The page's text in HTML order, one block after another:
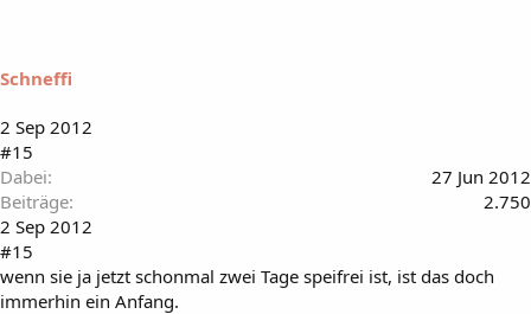
Schneffi
2 Sep 2012
#15
Dabei
27 Jun 2012
Beiträge
2.750
2 Sep 2012
#15
wenn sie ja jetzt schonmal zwei Tage speifrei ist, ist das doch
immerhin ein Anfang.